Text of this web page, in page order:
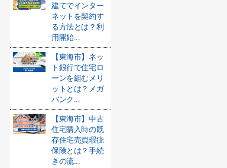
建てでインター
ネットを契約す
る方法とは？利
用開始...
【東海市】ネッ
ト銀行で住宅ロ
ーンを組むメリ
ットとは？メガ
バンク...
【東海市】中古
住宅購入時の既
存住宅売買瑕疵
保険とは？手続
きの流...